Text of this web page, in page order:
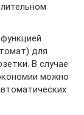
для
В случае
можно